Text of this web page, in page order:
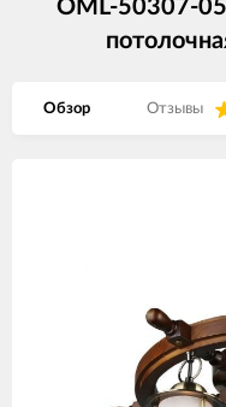
OML-50307-
Обзор Отзывы